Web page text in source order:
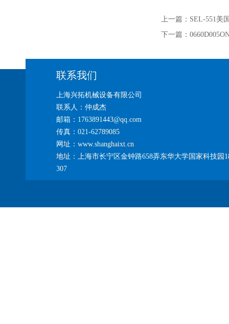
上一篇： SEL-551美
下一篇：
联系我们
上海兴拓机械设备有限公司
联系人：仲成杰
邮箱：1763891443@qq.com
传真：021-62789085
网址：www.shanghaixt.cn
地址：上海市长宁区金钟路658弄东华大学国家科技园
307